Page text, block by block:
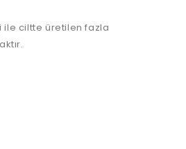
ile ciltte üretilen fazla